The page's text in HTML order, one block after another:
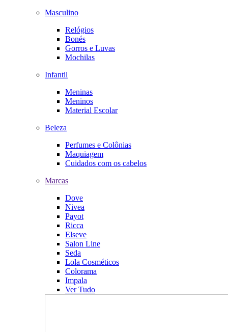
Masculino
Relógios
Bonés
Gorros e Luvas
Mochilas
Infantil
Meninas
Meninos
Material Escolar
Beleza
Perfumes e Colônias
Maquiagem
Cuidados com os cabelos
Marcas
Dove
Nivea
Payot
Ricca
Elseve
Salon Line
Seda
Lola Cosméticos
Colorama
Impala
Ver Tudo